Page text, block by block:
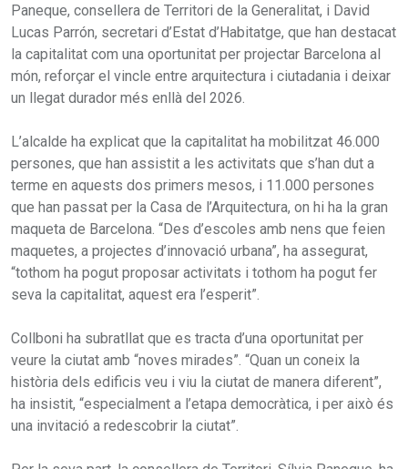
Paneque, consellera de Territori de la Generalitat, i David
Lucas Parrón, secretari d’Estat d’Habitatge, que han destacat
la capitalitat com una oportunitat per projectar Barcelona al
món, reforçar el vincle entre arquitectura i ciutadania i deixar
un llegat durador més enllà del 2026.
L’alcalde ha explicat que la capitalitat ha mobilitzat 46.000
persones, que han assistit a les activitats que s’han dut a
terme en aquests dos primers mesos, i 11.000 persones
que han passat per la Casa de l’Arquitectura, on hi ha la gran
maqueta de Barcelona. “Des d’escoles amb nens que feien
maquetes, a projectes d’innovació urbana”, ha assegurat,
“tothom ha pogut proposar activitats i tothom ha pogut fer
seva la capitalitat, aquest era l’esperit”.
Collboni ha subratllat que es tracta d’una oportunitat per
veure la ciutat amb “noves mirades”. “Quan un coneix la
història dels edificis veu i viu la ciutat de manera diferent”,
ha insistit, “especialment a l’etapa democràtica, i per això és
una invitació a redescobrir la ciutat”.